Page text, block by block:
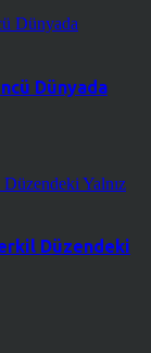
Dünyada
Düzendeki